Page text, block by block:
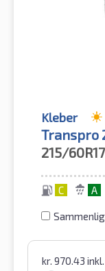
Kleber
Transpro
215/60R17
C A
kr. 970.43